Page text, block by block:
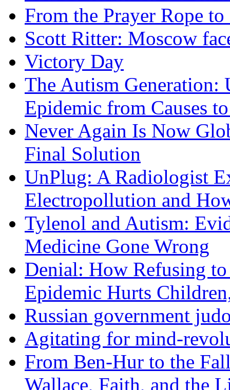
From the Prayer Rope
Scott Ritter: Moscow
Victory Day
The Autism Generation:
Epidemic from Causes
Never Again Is Now
Final Solution
UnPlug: A Radiologist
Electropollution and
Tylenol and Autism:
Medicine Gone Wrong
Denial: How Refusing
Epidemic Hurts
Russian government
Agitating for mind-
From Ben-Hur to the
Wallace, Faith, and the